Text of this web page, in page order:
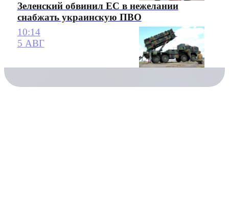
Зеленский обвинил ЕС в нежелании
снабжать украинскую ПВО
10:14
5 АВГ